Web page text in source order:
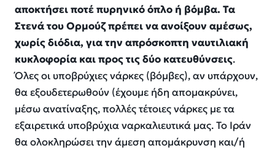
αποκτήσει ποτέ πυρηνικό όπλο ή βόμβα. Τα
Στενά του Ορμούζ πρέπει να ανοίξουν αμέσως,
χωρίς διόδια, για την απρόσκοπτη ναυτιλιακή
κυκλοφορία και προς τις δύο κατευθύνσεις.
Όλες οι υποβρύχιες νάρκες (βόμβες), αν υπάρχουν,
θα εξουδετερωθούν (έχουμε ήδη απομακρύνει,
μέσω ανατίναξης, πολλές τέτοιες νάρκες με τα
εξαιρετικά υποβρύχια ναρκαλιευτικά μας. Το Ιράν
θα ολοκληρώσει την άμεση απομάκρυνση και/ή